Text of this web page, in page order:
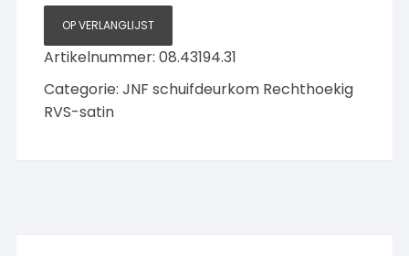
OP VERLANGLIJST
Artikelnummer:08.43194.31
Categorie:JNF schuifdeurkom Rechthoekig
RVS-satin